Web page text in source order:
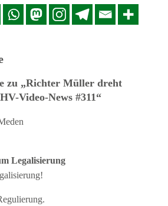
zu „Richter Müller dreht
Video-News #311“
Legalisierung